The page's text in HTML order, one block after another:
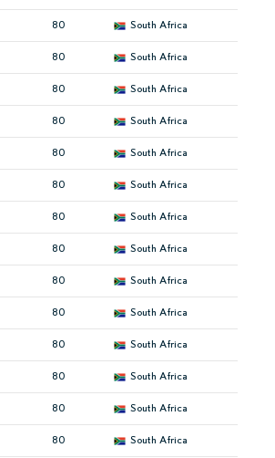
80 South Africa
80 South Africa
80 South Africa
80 South Africa
80 South Africa
80 South Africa
80 South Africa
80 South Africa
80 South Africa
80 South Africa
80 South Africa
80 South Africa
80 South Africa
80 South Africa